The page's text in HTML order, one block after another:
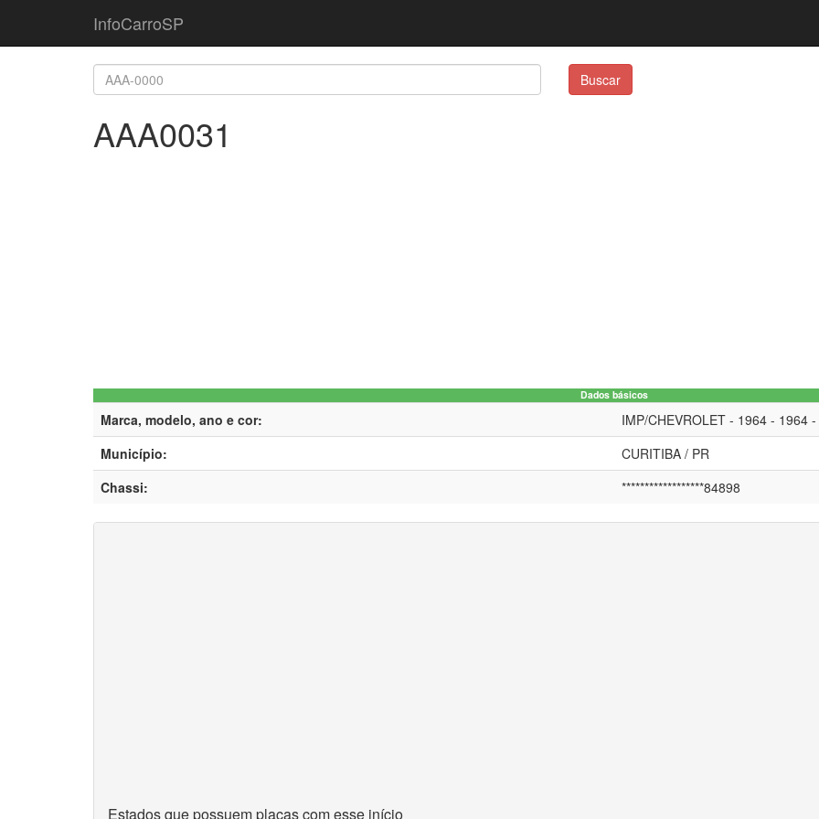
InfoCarroSP
Buscar
AAA0031
Dados básicos
Marca, modelo, ano e cor:
IMP/CHEVROLET - 1964 - 1964
Município:
CURITIBA / PR
Chassi:
******************84898
Estados que possuem placas com esse início